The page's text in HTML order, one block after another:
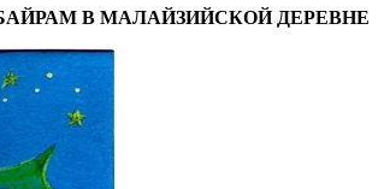
В МАЛАЙЗИЙСКОЙ ДЕРЕВНЕ